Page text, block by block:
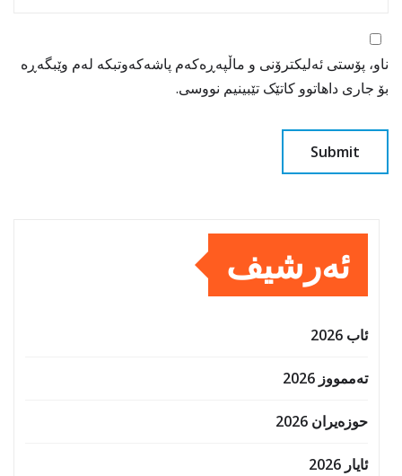
ناو، پۆستی ئەلیکترۆنی و ماڵپەڕەکەم پاشەکەوتبکە لەم وێبگەڕە
بۆ جاری داهاتوو کاتێک تێبینیم نووسی.
ئەرشیف
ئاب 2026
تەممووز 2026
حوزه‌یران 2026
ئایار 2026